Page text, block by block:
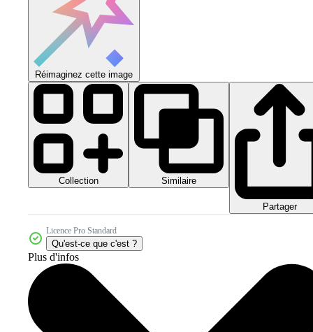
Réimaginez cette image
Collection Similaire
Partager
Licence Pro Standard
Qu'est-ce que c'est ?
Plus d'infos